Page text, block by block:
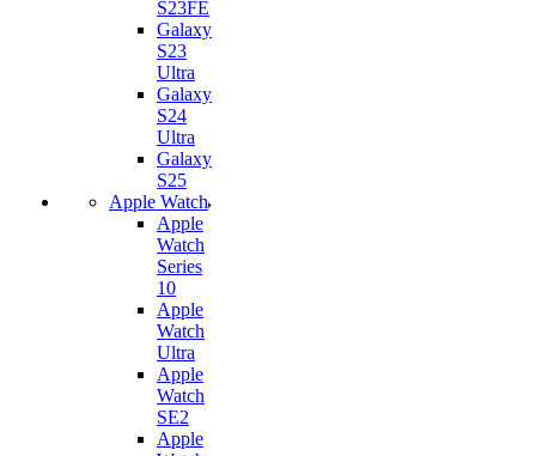
S23FE
Galaxy
S23
Ultra
Galaxy
S24
Ultra
Galaxy
S25
Apple Watch
Apple
Watch
Series
10
Apple
Watch
Ultra
Apple
Watch
SE2
Apple